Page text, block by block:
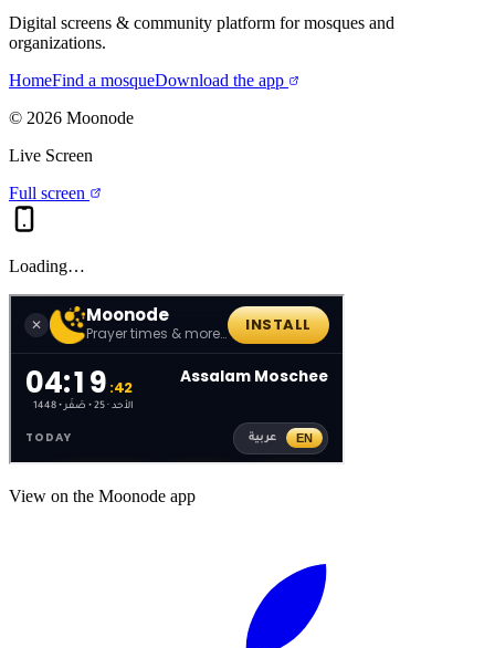
Digital screens & community platform for mosques and
organizations.
HomeFind a mosqueDownload the app
© 2026 Moonode
Live Screen
Full screen
Loading…
View on the Moonode app